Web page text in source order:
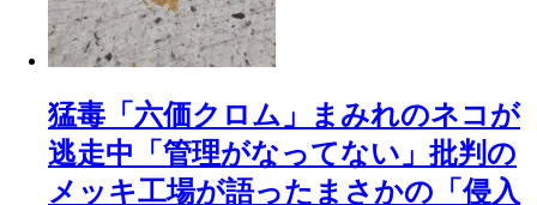
猛毒「六価クロム」まみれのネコが
逃走中「管理がなってない」批判の
メッキ工場が語ったまさかの「侵入